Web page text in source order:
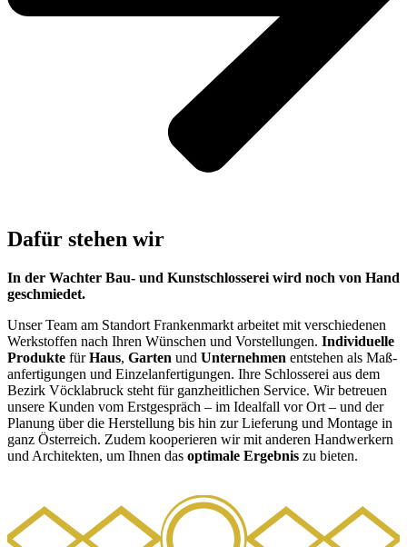
Dafür ste­hen wir
In der Wach­ter Bau- und Kunst­schlos­se­rei wird noch von Hand
geschmie­det.
Unser Team am Stand­ort Fran­ken­markt arbei­tet mit ver­schie­de­nen
Werk­stof­fen nach Ihren Wün­schen und Vor­stel­lun­gen. Indi­vi­du­el­le
Pro­duk­te fürHaus, Gar­ten und Unter­neh­men ent­ste­hen als Maß­
an­fer­ti­gun­gen und Ein­zel­an­fer­ti­gun­gen. Ihre Schlos­se­rei aus dem
Bezirk Vöck­la­bruck steht für ganz­heit­li­chen Ser­vice. Wir betreu­en
unse­re Kun­den vom Erst­ge­spräch – im Ide­al­fall vor Ort – und der
Pla­nung über die Her­stel­lung bis hin zur Lie­fe­rung und Mon­ta­ge in
ganz Öster­reich. Zudem koope­rie­ren wir mit ande­ren Hand­wer­kern
und Archi­tek­ten, um Ihnen das opti­ma­le Ergeb­nis zu bie­ten.